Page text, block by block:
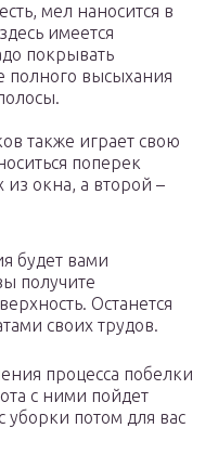
мел наносится в
имеется
покрывать
полного высыхания
также играет свою
поперек
окна, а второй –
будет вами
получите
Останется
своих трудов.
процесса побелки
с ними пойдет
уборки потом для вас